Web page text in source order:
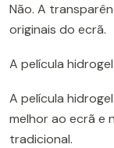
Não. A
originais do ecrã.
A película
A película
melhor ao ecrã e
tradicional.